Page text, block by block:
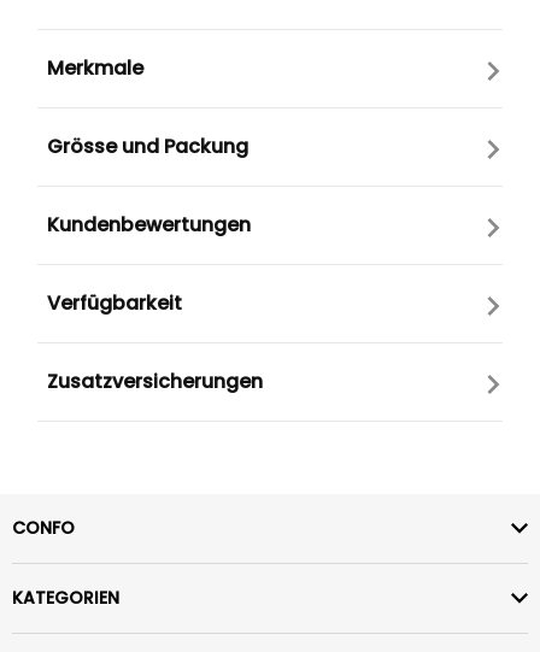
Merkmale
Grösse und Packung
Kundenbewertungen
Verfügbarkeit
Zusatzversicherungen
CONFO
KATEGORIEN